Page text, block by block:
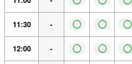
11:30 - ◯ ◯ ◯
12:00 - ◯ ◯ ◯